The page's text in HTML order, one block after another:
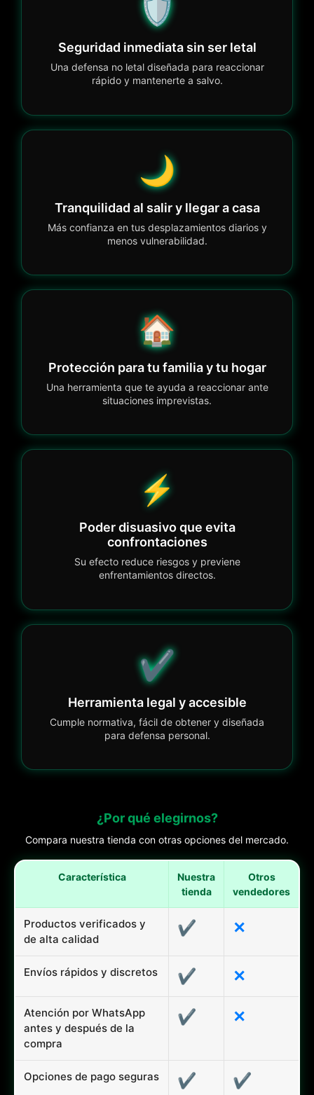
🛡️
Seguridad inmediata sin ser letal
Una defensa no letal diseñada para reaccionar
rápido y mantenerte a salvo.
🌙
Tranquilidad al salir y llegar a casa
Más confianza en tus desplazamientos diarios y
menos vulnerabilidad.
🏠
Protección para tu familia y tu hogar
Una herramienta que te ayuda a reaccionar ante
situaciones imprevistas.
⚡
Poder disuasivo que evita
confrontaciones
Su efecto reduce riesgos y previene
enfrentamientos directos.
✔️
Herramienta legal y accesible
Cumple normativa, fácil de obtener y diseñada
para defensa personal.
¿Por qué elegirnos?
Compara nuestra tienda con otras opciones del mercado.
Característica
Nuestra
tienda
Otros
vendedores
Productos verificados y
de alta calidad
✔ ✕
Envíos rápidos y discretos ✔ ✕
Atención por WhatsApp
antes y después de la
compra
✔ ✕
Opciones de pago seguras ✔ ✔